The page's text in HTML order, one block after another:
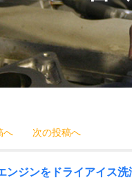
へ 次の投稿へ
ジンをドライアイス